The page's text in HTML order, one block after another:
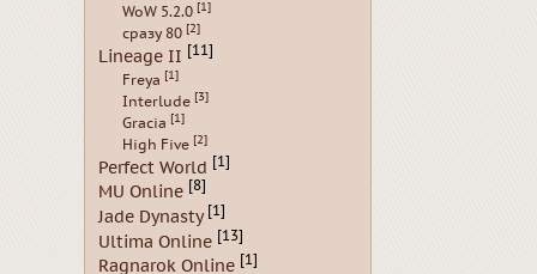
WoW 5.2.0 [1]
сразу 80 [2]
Lineage II [11]
Freya [1]
Interlude [3]
Gracia [1]
High Five [2]
Perfect World [1]
MU Online [8]
Jade Dynasty [1]
Ultima Online [13]
Ragnarok Online [1]